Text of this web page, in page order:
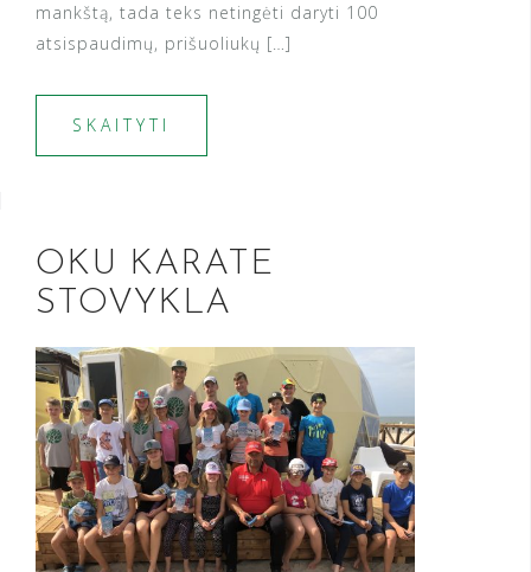
mankštą, tada teks netingėti daryti 100
atsispaudimų, prišuoliukų […]
SKAITYTI
OKU KARATE
STOVYKLA